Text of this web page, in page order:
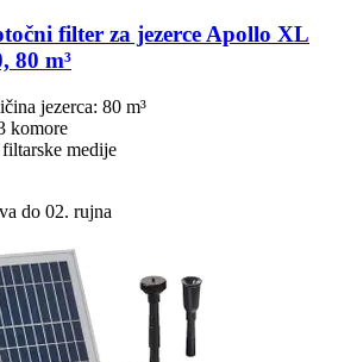
filter za jezerce Apollo XL
80 m³
jezerca: 80 m³
komore
medije
do 02. rujna